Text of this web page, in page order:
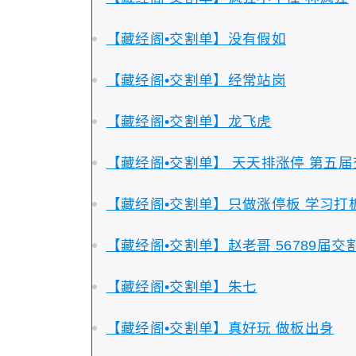
【藏经阁•交割单】没有假如
【藏经阁•交割单】经常站岗
【藏经阁•交割单】龙飞虎
【藏经阁•交割单】 天天排涨停 第五
【藏经阁•交割单】只做涨停板 学习打
【藏经阁•交割单】赵老哥 56789届交
【藏经阁•交割单】朱七
【藏经阁•交割单】真好玩 做板出身